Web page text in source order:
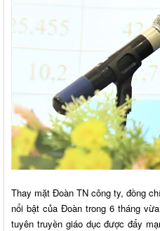
Thay mặt Đoàn TN công ty, đồng
nổi bật của Đoàn trong 6 tháng
tuyên truyền giáo dục được đẩy